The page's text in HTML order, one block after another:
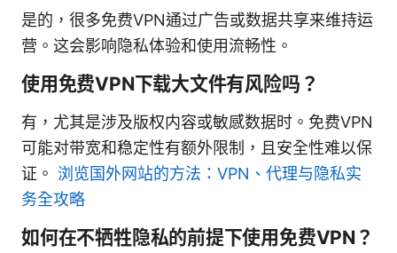
是的，很多免费VPN通过广告或数据共享来维持运
营。这会影响隐私体验和使用流畅性。
使用免费VPN下载大文件有风险吗？
有，尤其是涉及版权内容或敏感数据时。免费VPN
可能对带宽和稳定性有额外限制，且安全性难以保
证。 浏览国外网站的方法：VPN、代理与隐私实
务全攻略
如何在不牺牲隐私的前提下使用免费VPN？